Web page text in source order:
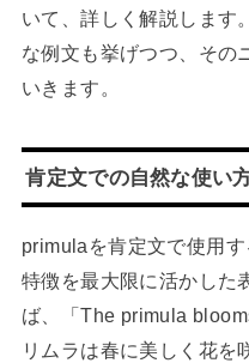
いて、詳しく解説します
な例文も挙げつつ、その
いきます。
肯定文での自然な使い
primulaを肯定文で使用
特徴を最大限に活かした
ば、「The primula
リムラは春に美しく花を